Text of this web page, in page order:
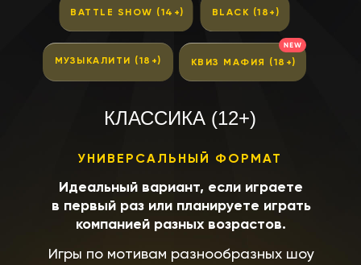
BATTLE SHOW (14+)
КВИЗ МАФИЯ (18+)
МУЗЫКАЛИТИ (18+)
BLACK (18+)
КЛАССИКА (12+)
УНИВЕРСАЛЬНЫЙ ФОРМАТ
Игры по мотивам разнообразных шоу
Идеальный вариант, если играете
в первый раз или планируете играть
компанией разных возрастов.